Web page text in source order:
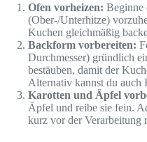
Ofen vorheizen: Beginne
(Ober-/Unterhitze)
Kuchen gleichmäßig
Backform vorbereiten:
Durchmesser) gründlich
bestäuben, damit der
Alternativ kannst du auch
Karotten und Äpfel
Äpfel und reibe sie fein.
kurz vor der Verarbeitung